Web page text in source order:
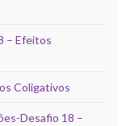
– Efeitos
Coligativos
Desafio 18 –